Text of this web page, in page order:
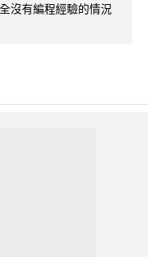
沒有編程經驗的情況